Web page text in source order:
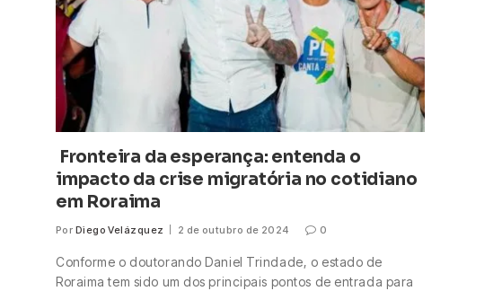
Fronteira da esperança: entenda o
impacto da crise migratória no cotidiano
em Roraima
Por Diego Velázquez 2 de outubro de 2024 0
Conforme o doutorando Daniel Trindade, o estado de
Roraima tem sido um dos principais pontos de entrada para